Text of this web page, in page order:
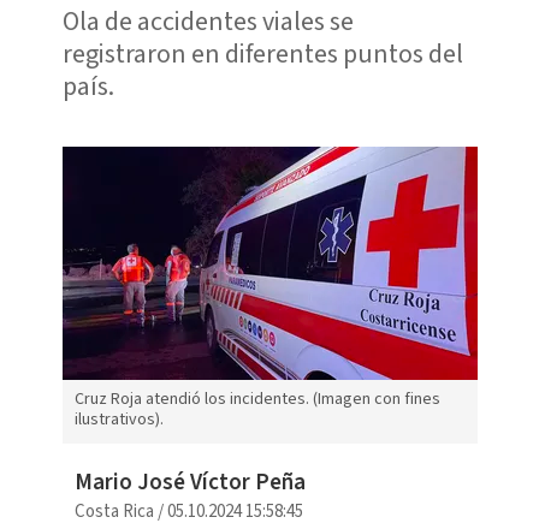
Ola de accidentes viales se
registraron en diferentes puntos del
país.
Cruz Roja atendió los incidentes. (Imagen con fines
ilustrativos).
Mario José Víctor Peña
Costa Rica /05.10.2024 15:58:45